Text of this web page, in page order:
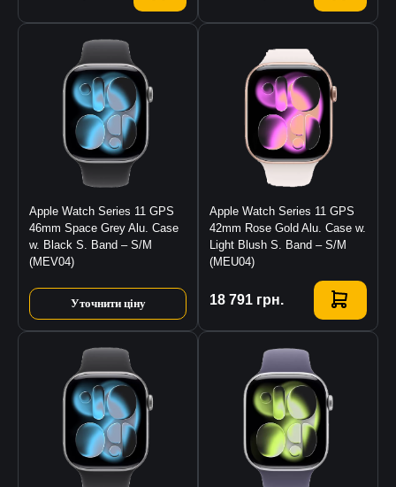
Apple Watch Series 11 GPS
46mm Space Grey Alu. Case
w. Black S. Band – S/M
(MEV04)
Уточнити ціну
Apple Watch Series 11 GPS
42mm Rose Gold Alu. Case w.
Light Blush S. Band – S/M
(MEU04)
18 791 грн.
Купити